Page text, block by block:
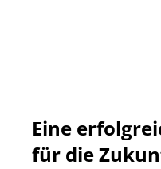
Eine
für die